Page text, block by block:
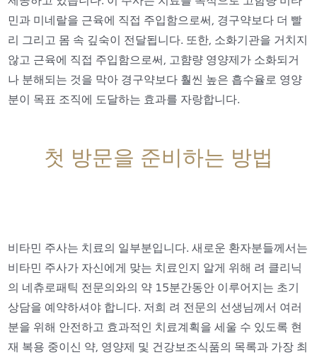
민과 미네랄을 근육에 직접 주입함으로써, 경구약보다 더 빨
리 그리고 몸 속 깊숙이 전달됩니다. 또한, 소화기관을 거치지
않고 근육에 직접 주입함으로써, 고햠량 영양제가 소화되거
나 분해되는 것을 막아 경구약보다 훨씬 높은 흡수율로 영양
분이 목표 조직에 도달하는 효과를 자랑합니다.
첫 방문을 준비하는 방법
비타민 주사는 치료의 일부분입니다. 새로운 환자분들께서는
비타민 주사가 자신에게 맞는 치료인지 알게 위해 려 클리닉
의 네츄로패틱 전문의와의 약 15분간동안 이루어지는 초기
상담을 예약하셔야 합니다. 저희 려 전문의 선생님께서 여러
분을 위해 안전하고 효과적인 치료계획을 세울 수 있도록 현
재 복용 중이신 약, 영양제 및 건강보조식품의 목록과 가장 최